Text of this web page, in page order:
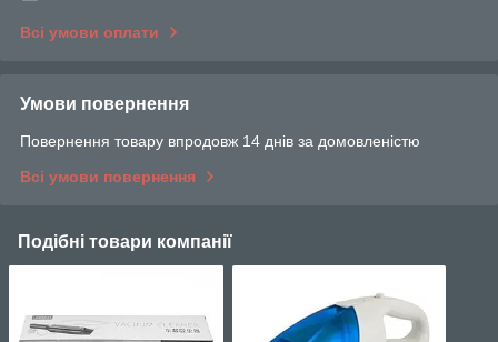
Всі умови оплати
Умови повернення
Повернення товару впродовж 14 днів за домовленістю
Всі умови повернення
Подібні товари компанії